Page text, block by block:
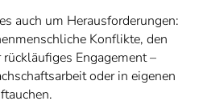
auch um Herausforderungen:
Konflikte, den
Engagement –
oder in eigenen